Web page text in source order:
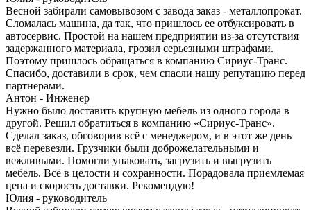
Весной забирали самовывозом с завода заказ - металлопрокат.
Сломалась машина, да так, что пришлось ее отбуксировать в
автосервис. Простой на нашем предприятии из-за отсутствия
задержанного материала, грозил серьезными штрафами.
Поэтому пришлось обращаться в компанию Сириус-Транс.
Спасибо, доставили в срок, чем спасли нашу репутацию перед
партнерами.
Антон - Инженер
Нужно было доставить крупную мебель из одного города в
другой. Решил обратиться в компанию «Сириус-Транс».
Сделал заказ, обговорив всё с менеджером, и в этот же день
всё перевезли. Грузчики были доброжелательными и
вежливыми. Помогли упаковать, загрузить и выгрузить
мебель. Всё в целости и сохранности. Порадовала приемлемая
цена и скорость доставки. Рекомендую!
Юлия - руководитель